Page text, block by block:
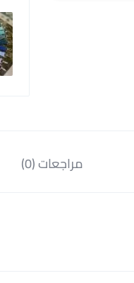
مراجعات (0)